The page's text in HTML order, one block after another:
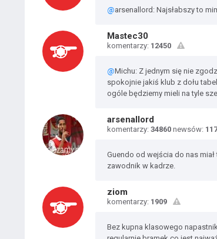
@arsenallord: Najsłabszy to
Mastec30
komentarzy: 12450
@Michu: Z jednym się nie
spokojnie jakiś klub z dołu
ogóle będziemy mieli na tyle
arsenallord
komentarzy: 34860 newsów: 117
Guendo od wejścia do nas
zawodnik w kadrze.
ziom
komentarzy: 1909
Bez kupna klasowego